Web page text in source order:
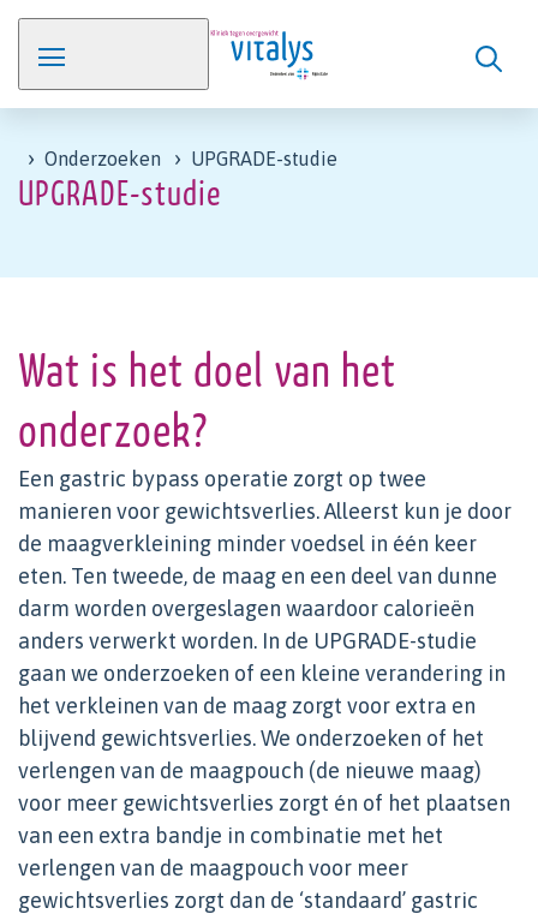
UPGRADE-studie
Onderzoeken UPGRADE-studie
Wat is het doel van het
onderzoek?
Een gastric bypass operatie zorgt op twee
manieren voor gewichtsverlies. Alleerst kun je door
de maagverkleining minder voedsel in één keer
eten. Ten tweede, de maag en een deel van dunne
darm worden overgeslagen waardoor calorieën
anders verwerkt worden. In de UPGRADE-studie
gaan we onderzoeken of een kleine verandering in
het verkleinen van de maag zorgt voor extra en
blijvend gewichtsverlies. We onderzoeken of het
verlengen van de maagpouch (de nieuwe maag)
voor meer gewichtsverlies zorgt én of het plaatsen
van een extra bandje in combinatie met het
verlengen van de maagpouch voor meer
gewichtsverlies zorgt dan de ‘standaard’ gastric